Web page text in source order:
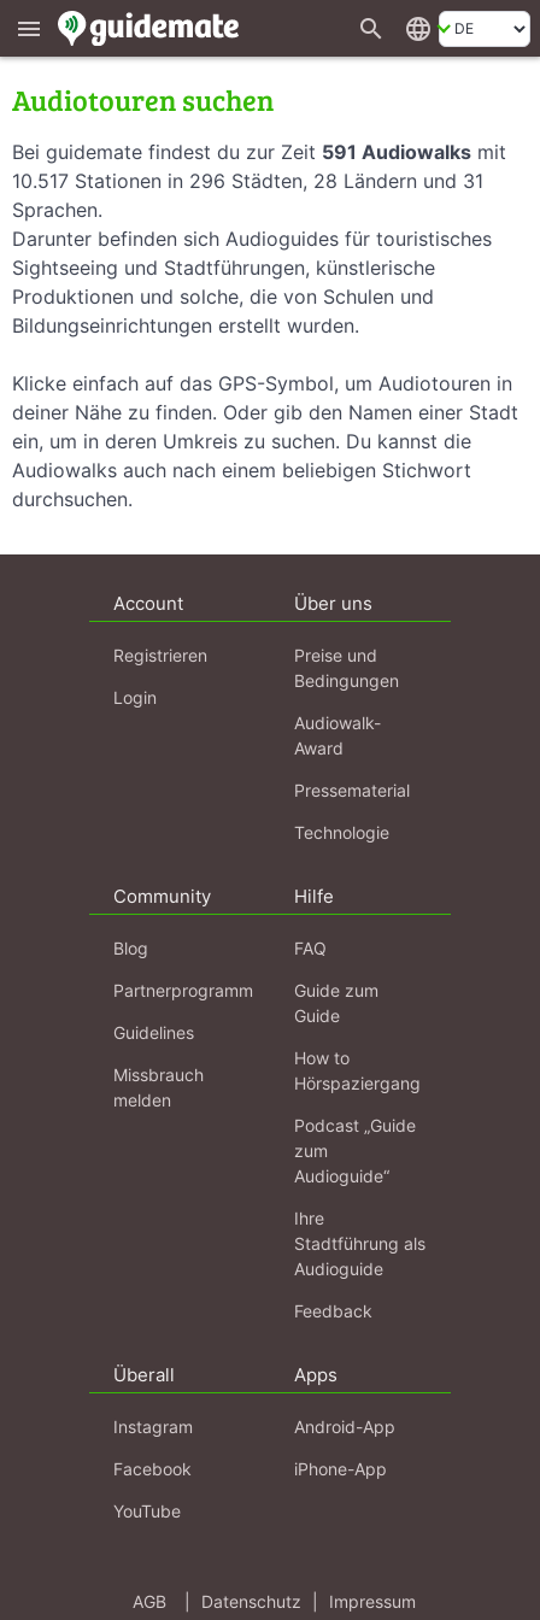
menu search language
Audiotouren suchen
Bei guidemate findest du zur Zeit 591 Audiowalks mit
10.517 Stationen in 296 Städten, 28 Ländern und 31
Sprachen.
Darunter befinden sich Audioguides für touristisches
Sightseeing und Stadtführungen, künstlerische
Produktionen und solche, die von Schulen und
Bildungseinrichtungen erstellt wurden.
Klicke einfach auf das GPS-Symbol, um Audiotouren in
deiner Nähe zu finden. Oder gib den Namen einer Stadt
ein, um in deren Umkreis zu suchen. Du kannst die
Audiowalks auch nach einem beliebigen Stichwort
durchsuchen.
Account
Registrieren
Login
Über uns
Preise und
Bedingungen
Audiowalk-
Award
Pressematerial
Technologie
Community
Blog
Partnerprogramm
Guidelines
Missbrauch
melden
Hilfe
FAQ
Guide zum
Guide
How to
Hörspaziergang
Podcast „Guide
zum
Audioguide“
Ihre
Stadtführung als
Audioguide
Feedback
Überall
Instagram
Facebook
YouTube
Apps
Android-App
iPhone-App
AGB Datenschutz Impressum